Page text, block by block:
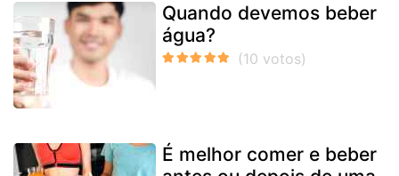
Quando devemos beber
água?
É melhor comer e beber